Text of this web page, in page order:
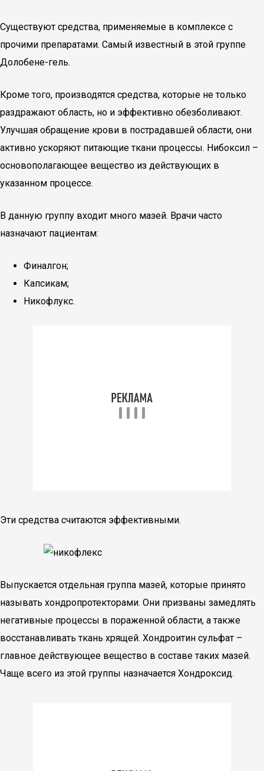
Существуют средства, применяемые в комплексе с
прочими препаратами. Самый известный в этой группе
Долобене-гель.
Кроме того, производятся средства, которые не только
раздражают область, но и эффективно обезболивают.
Улучшая обращение крови в пострадавшей области, они
активно ускоряют питающие ткани процессы. Нибоксил –
основополагающее вещество из действующих в
указанном процессе.
В данную группу входит много мазей. Врачи часто
назначают пациентам:
Финалгон;
Капсикам;
Никофлукс.
Эти средства считаются эффективными.
Выпускается отдельная группа мазей, которые принято
называть хондропротекторами. Они призваны замедлять
негативные процессы в пораженной области, а также
восстанавливать ткань хрящей. Хондроитин сульфат –
главное действующее вещество в составе таких мазей.
Чаще всего из этой группы назначается Хондроксид.